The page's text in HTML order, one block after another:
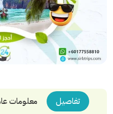
تفاصيل معلومات